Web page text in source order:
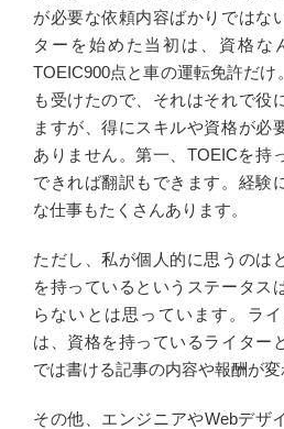
が必要な依頼内容ばかりではな
ターを始めた当初は、資格な
TOEIC900点と車の運転免許だ
も受けたので、それはそれで役
ますが、得にスキルや資格が必
ありません。第一、TOEICを持
できれば翻訳もできます。経験
な仕事もたくさんあります。
ただし、私が個人的に思うのは
を持っているというステータス
らないとは思っています。ラ
は、資格を持っているライター
では書ける記事の内容や報酬が変
その他、エンジニアやWebデザ